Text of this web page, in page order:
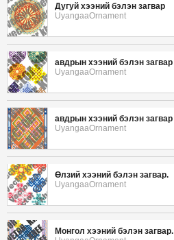
Дугуй хээний бэлэн загвар
UyangaaOrnament
авдрын хээний бэлэн загвар
UyangaaOrnament
авдрын хээний бэлэн загвар
UyangaaOrnament
Өлзий хээний бэлэн загвар.
UyangaaOrnament
Монгол хээний бэлэн загвар.